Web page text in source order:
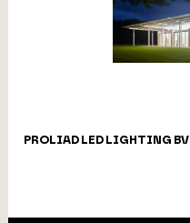
PROLIAD LED LIGHTING BV